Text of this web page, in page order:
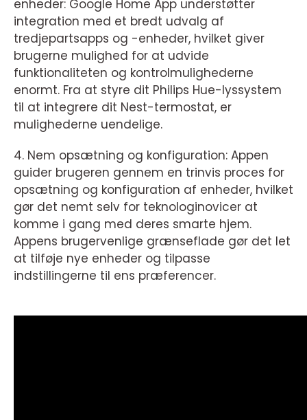
enheder: Google Home App understøtter
integration med et bredt udvalg af
tredjepartsapps og -enheder, hvilket giver
brugerne mulighed for at udvide
funktionaliteten og kontrolmulighederne
enormt. Fra at styre dit Philips Hue-lyssystem
til at integrere dit Nest-termostat, er
mulighederne uendelige.
4. Nem opsætning og konfiguration: Appen
guider brugeren gennem en trinvis proces for
opsætning og konfiguration af enheder, hvilket
gør det nemt selv for teknologinovicer at
komme i gang med deres smarte hjem.
Appens brugervenlige grænseflade gør det let
at tilføje nye enheder og tilpasse
indstillingerne til ens præferencer.